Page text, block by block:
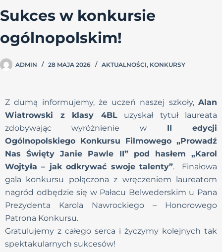
Sukces w konkursie
ogólnopolskim!
ADMIN 28 MAJA 2026 AKTUALNOŚCI, KONKURSY
Z dumą informujemy, że uczeń naszej szkoły, Alan
Wiatrowski z klasy 4BLuzyskał tytuł laureata
zdobywając wyróżnienie wII edycji
Ogólnopolskiego Konkursu Filmowego „Prowadź
Nas Święty Janie Pawle II” pod hasłem „Karol
Wojtyła – jak odkrywać swoje talenty”. Finałowa
gala konkursu połączona z wręczeniem laureatom
nagród odbędzie się w Pałacu Belwederskim u Pana
Prezydenta Karola Nawrockiego – Honorowego
Patrona Konkursu.
Gratulujemy z całego serca i życzymy kolejnych tak
spektakularnych sukcesów!